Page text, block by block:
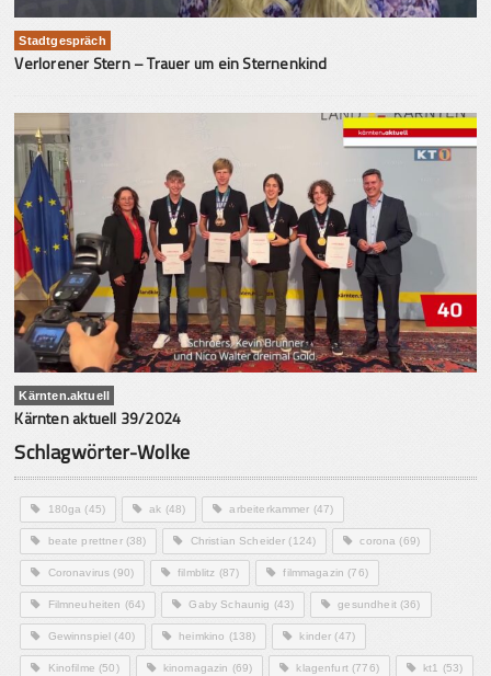
Stadtgespräch
Verlorener Stern – Trauer um ein Sternenkind
Kärnten.aktuell
Kärnten aktuell 39/2024
Schlagwörter-Wolke
180ga (45) ak (48) arbeiterkammer (47)
beate prettner(38) Christian Scheider (124) corona (69)
Coronavirus (90) filmblitz (87) filmmagazin (76)
Filmneuheiten (64) Gaby Schaunig (43) gesundheit(36)
Gewinnspiel (40) heimkino (138) kinder (47)
Kinofilme (50) kinomagazin (69) klagenfurt(776) kt1 (53)